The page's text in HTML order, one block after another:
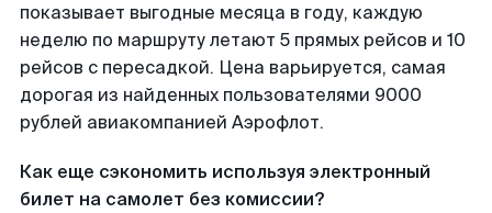
показывает выгодные месяца в году, каждую
неделю по маршруту летают 5 прямых рейсов и 10
рейсов с пересадкой. Цена варьируется, самая
дорогая из найденных пользователями 9000
рублей авиакомпанией Аэрофлот.
Как еще сэкономить используя электронный
билет на самолет без комиссии?